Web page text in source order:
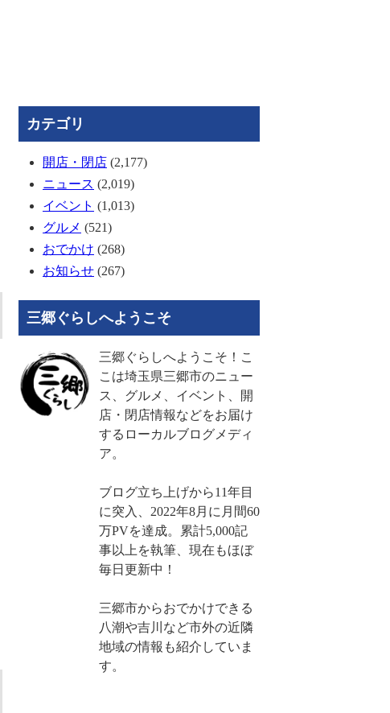
カテゴリ
開店・閉店 (2,177)
ニュース (2,019)
イベント (1,013)
グルメ (521)
おでかけ (268)
お知らせ (267)
三郷ぐらしへようこそ
三郷ぐらしへようこそ！こ
こは埼玉県三郷市のニュー
ス、グルメ、イベント、開
店・閉店情報などをお届け
するローカルブログメディ
ア。
ブログ立ち上げから11年目
に突入、2022年8月に月間60
万PVを達成。累計5,000記
事以上を執筆、現在もほぼ
毎日更新中！
三郷市からおでかけできる
八潮や吉川など市外の近隣
地域の情報も紹介していま
す。